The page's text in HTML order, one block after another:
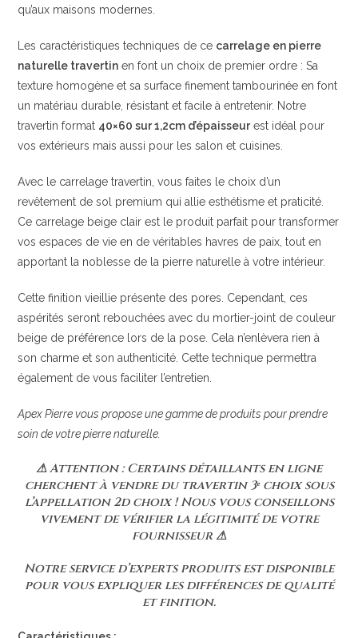
qu’aux maisons modernes.
Les caractéristiques techniques de ce carrelage en pierre
naturelle travertin en font un choix de premier ordre : Sa
texture homogène et sa surface finement tambourinée en font
un matériau durable, résistant et facile à entretenir. Notre
travertin format 40×60 sur 1,2cm d’épaisseurest idéal pour
vos extérieurs mais aussi pour les salon et cuisines.
Avec le carrelage travertin, vous faites le choix d’un
revêtement de sol premium qui allie esthétisme et praticité.
Ce carrelage beige clair est le produit parfait pour transformer
vos espaces de vie en de véritables havres de paix, tout en
apportant la noblesse de la pierre naturelle à votre intérieur.
Cette finition vieillie présente des pores. Cependant, ces
aspérités seront rebouchées avec du mortier-joint de couleur
beige de préférence lors de la pose. Cela n’enlèvera rien à
son charme et son authenticité. Cette technique permettra
également de vous faciliter l’entretien.
Apex Pierre vous propose une gamme de produits pour prendre
soin de votre pierre naturelle.
⚠ Attention : Certains détaillants en ligne
cherchent à vendre du travertin 3ᵉ choix sous
l’appellation 2d choix ! Nous vous conseillons
vivement de vérifier la légitimité de votre
fournisseur ⚠
Notre service d’experts produits est disponible
pour vous expliquer les différences de qualité
et finition.